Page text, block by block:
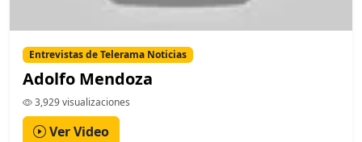
Entrevistas de Telerama Noticias
Adolfo Mendoza
3,929 visualizaciones
Ver Video